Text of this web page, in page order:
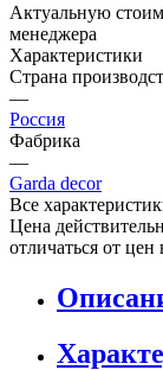
Актуальную
менеджера
Характеристики
Страна
—
Россия
Фабрика
—
Garda decor
Все
Цена
отличаться от